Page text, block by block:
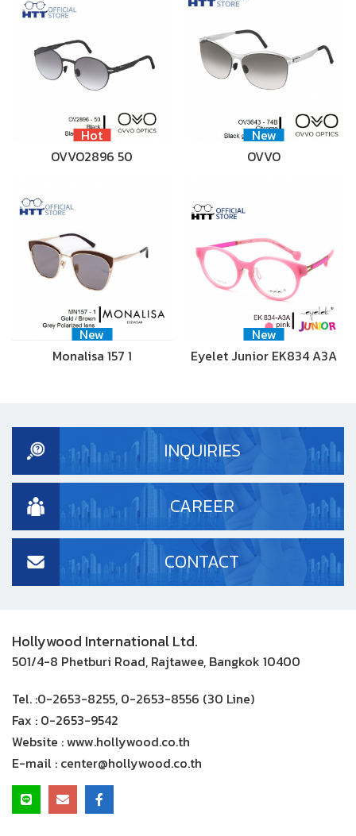
Hot
OVVO2896 50
New
OVVO
New
Monalisa 157 1
New
Eyelet Junior EK834 A3A
INQUIRIES
CAREER
CONTACT
Hollywood International Ltd.
501/4-8 Phetburi Road, Rajtawee, Bangkok 10400
Tel. :0-2653-8255, 0-2653-8556 (30 Line)
Fax : 0-2653-9542
Website :www.hollywood.co.th
E-mail : center@hollywood.co.th